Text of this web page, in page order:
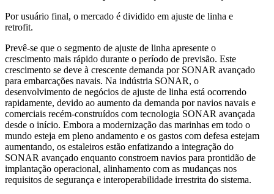
Por usuário final, o mercado é dividido em ajuste de linha e
retrofit.
Prevê-se que o segmento de ajuste de linha apresente o
crescimento mais rápido durante o período de previsão. Este
crescimento se deve à crescente demanda por SONAR avançado
para embarcações navais. Na indústria SONAR, o
desenvolvimento de negócios de ajuste de linha está ocorrendo
rapidamente, devido ao aumento da demanda por navios navais e
comerciais recém-construídos com tecnologia SONAR avançada
desde o início. Embora a modernização das marinhas em todo o
mundo esteja em pleno andamento e os gastos com defesa estejam
aumentando, os estaleiros estão enfatizando a integração do
SONAR avançado enquanto constroem navios para prontidão de
implantação operacional, alinhamento com as mudanças nos
requisitos de segurança e interoperabilidade irrestrita do sistema.